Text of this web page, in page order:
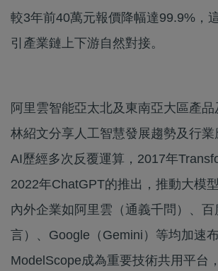
較3年前40萬元報價降幅達99.9%，
引產業鏈上下游自然對接。
阿里雲智能亞太北及東南亞大區產
林紹文分享人工智慧發展趨勢及行業
AI歷經多次反覆運算，2017年
2022年ChatGPT的推出，推動大模
內外企業如阿里雲（通義千問）、百
言）、Google（Gemini）等均加速
ModelScope成為重要技術共用平台